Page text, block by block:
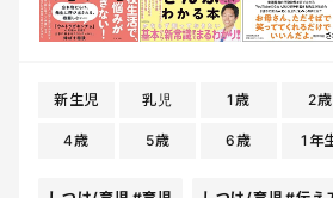
新生児 乳児 1歳 2歳
4歳 5歳 6歳 1年